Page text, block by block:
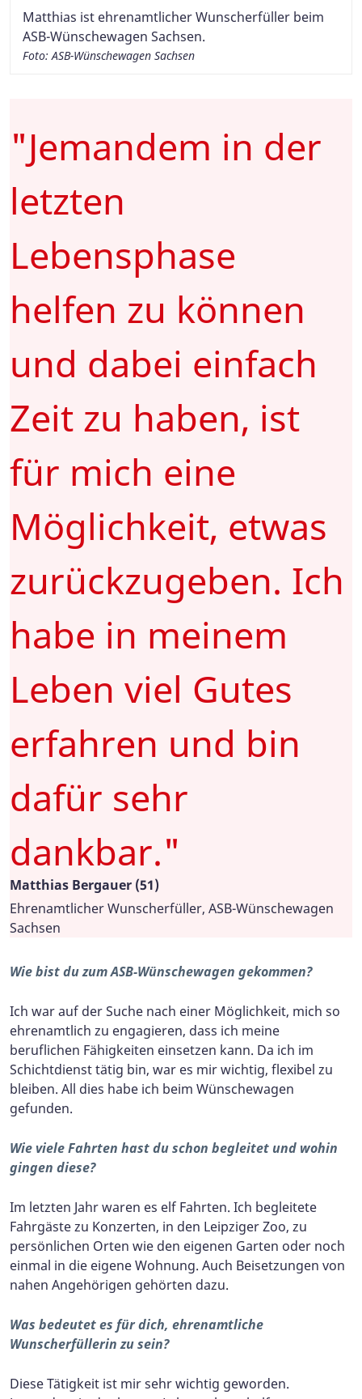
Matthias ist ehrenamtlicher Wunscherfüller beim
ASB-Wünschewagen Sachsen.
Foto: ASB-Wünschewagen Sachsen
"Jemandem in der
letzten
Lebensphase
helfen zu können
und dabei einfach
Zeit zu haben, ist
für mich eine
Möglichkeit, etwas
zurückzugeben. Ich
habe in meinem
Leben viel Gutes
erfahren und bin
dafür sehr
dankbar."
Matthias Bergauer (51)
Ehrenamtlicher Wunscherfüller, ASB-Wünschewagen
Sachsen
Wie bist du zum ASB-Wünschewagen gekommen?
Ich war auf der Suche nach einer Möglichkeit, mich so
ehrenamtlich zu engagieren, dass ich meine
beruflichen Fähigkeiten einsetzen kann. Da ich im
Schichtdienst tätig bin, war es mir wichtig, flexibel zu
bleiben. All dies habe ich beim Wünschewagen
gefunden.
Wie viele Fahrten hast du schon begleitet und wohin
gingen diese?
Im letzten Jahr waren es elf Fahrten. Ich begleitete
Fahrgäste zu Konzerten, in den Leipziger Zoo, zu
persönlichen Orten wie den eigenen Garten oder noch
einmal in die eigene Wohnung. Auch Beisetzungen von
nahen Angehörigen gehörten dazu.
Was bedeutet es für dich, ehrenamtliche
Wunscherfüllerin zu sein?
Diese Tätigkeit ist mir sehr wichtig geworden.